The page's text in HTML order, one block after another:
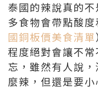
泰國的辣說真的
多食物會帶點酸度
國銅板價美食清單
程度絕對會讓不
忘，雖然有人說
麼辣，但還是要小